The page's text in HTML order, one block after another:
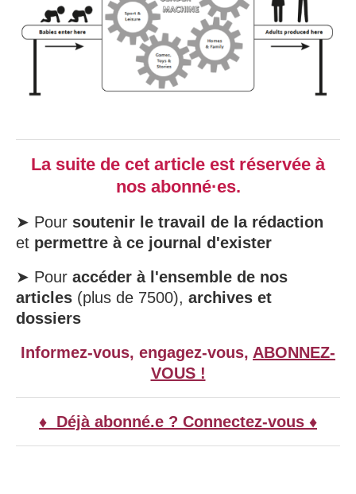
La suite de cet article est réservée à
nos abonné·es.
➤ Pour soutenir le travail de la rédaction
et permettre à ce journal d'exister
➤ Pour accéder à l'ensemble de nos
articles (plus de 7500), archives et
dossiers
Informez-vous, engagez-vous, ABONNEZ-
VOUS !
♦ Déjà abonné.e ? Connectez-vous ♦